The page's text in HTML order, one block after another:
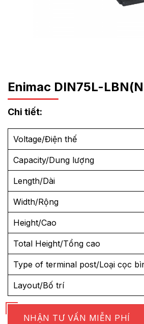
Enimac DIN75L-
Chi tiết:
Voltage/Điện thế
Capacity/Dung lượng
Length/Dài
Width/Rộng
Height/Cao
Total Height/Tổng cao
Type of terminal post/Loại cọc
Layout/Bố trí
NHẬN TƯ VẤN MIỄN PHÍ